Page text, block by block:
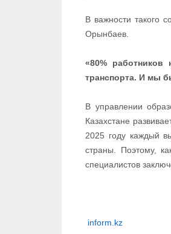
В важности такого
Орынбаев.
«80% работников
транспорта. И мы
В управлении
Казахстане
2025 году каждый
страны. Поэтому,
специалистов
inform.kz